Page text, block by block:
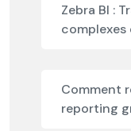
Zebra BI :
Comment
reporting